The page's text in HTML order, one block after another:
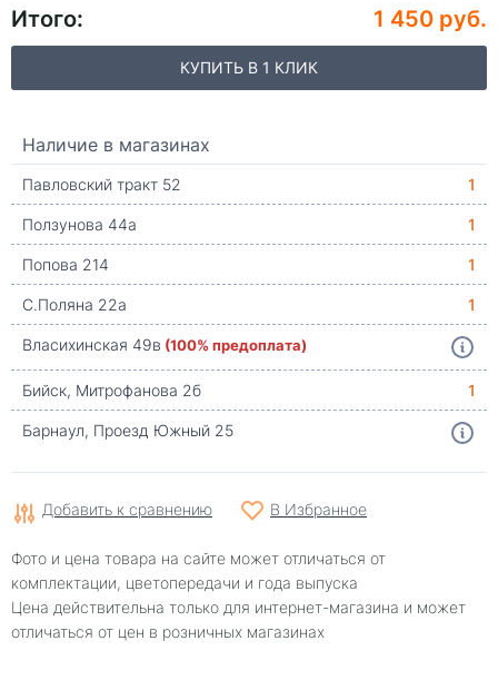
Итого: 1 450 руб.
КУПИТЬ В 1 КЛИК
Наличие в магазинах
Павловский тракт 52
1
Ползунова 44а
1
Попова 214
1
С.Поляна 22а
1
Власихинская 49в (100% предоплата)
Бийск, Митрофанова 2б
1
Барнаул, Проезд Южный 25
Добавить к сравнению В Избранное
Фото и цена товара на сайте может отличаться от
комплектации, цветопередачи и года выпуска
Цена действительна только для интернет-магазина и может
отличаться от цен в розничных магазинах